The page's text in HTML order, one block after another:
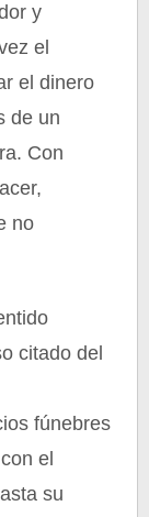
y
el
el dinero
de un
Con
no
citado del
fúnebres
el
su